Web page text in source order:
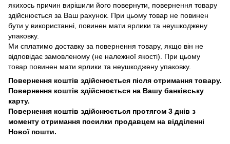
якихось причин вирішили його повернути, повернення товару
здійснюється за Ваш рахунок. При цьому товар не повинен
бути у використанні, повинен мати ярлики та неушкоджену
упаковку.
Ми сплатимо доставку за повернення товару, якщо він не
відповідає замовленому (не належної якості). При цьому
товар повинен мати ярлики та неушкоджену упаковку.
Повернення коштів здійснюється після отримання товару.
Повернення коштів здійснюється на Вашу банківську
карту.
Повернення коштів здійснюється протягом 3 днів з
моменту отримання посилки продавцем на відділенні
Нової пошти.